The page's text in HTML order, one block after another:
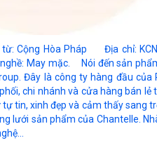
Cộng Hòa Pháp Địa chỉ: KCN
May mặc. Nói đến sản
Đây là công ty hàng đầu
chi nhánh và cửa hàng bán
tự tin, xinh đẹp và cảm thấy
lưới sản phẩm của Chantelle.